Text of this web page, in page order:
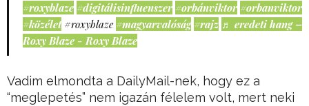
#roxyblaze #digitálisinfluenszer #orbánviktor #orbanviktor
#közélet #roxyblaze #magyarvalóság #rajz ♬ eredeti hang –
Roxy Blaze - Roxy Blaze
Vadim elmondta a DailyMail-nek, hogy ez a
“meglepetés” nem igazán félelem volt, mert neki